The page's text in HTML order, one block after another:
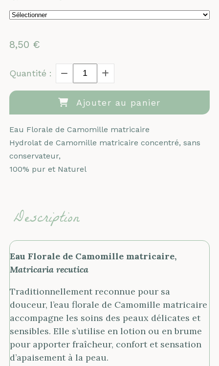
8,50 €
Quantité :
Ajouter au panier
Eau Florale de Camomille matricaire
Hydrolat de Camomille matricaire concentré, sans
conservateur,
100% pur et Naturel
Description
Eau Florale de Camomille matricaire,
Matricaria recutica
Traditionnellement reconnue pour sa
douceur, l’eau florale de Camomille matricaire
accompagne les soins des peaux délicates et
sensibles. Elle s’utilise en lotion ou en brume
pour apporter fraîcheur, confort et sensation
d’apaisement à la peau.